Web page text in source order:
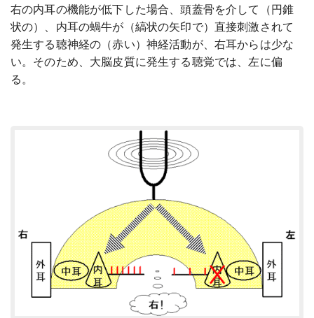
右の内耳の機能が低下した場合、頭蓋骨を介して（円錐
状の）、内耳の蝸牛が（縞状の矢印で）直接刺激されて
発生する聴神経の（赤い）神経活動が、右耳からは少な
い。そのため、大脳皮質に発生する聴覚では、左に偏
る。